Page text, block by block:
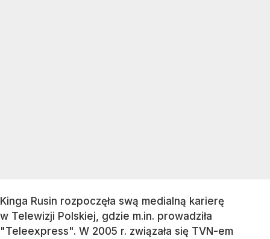
Kinga Rusin rozpoczęła swą medialną karierę
w Telewizji Polskiej, gdzie m.in. prowadziła
"Teleexpress". W 2005 r. związała się TVN-em